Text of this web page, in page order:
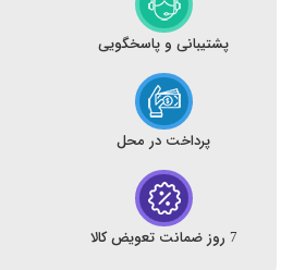
پشتیبانی و پاسخگویی
پرداخت در محل
7 روز ضمانت تعویض کالا